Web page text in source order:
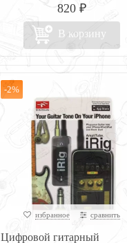
820 ₽
В корзину
-2%
избранное сравнить
Цифровой гитарный